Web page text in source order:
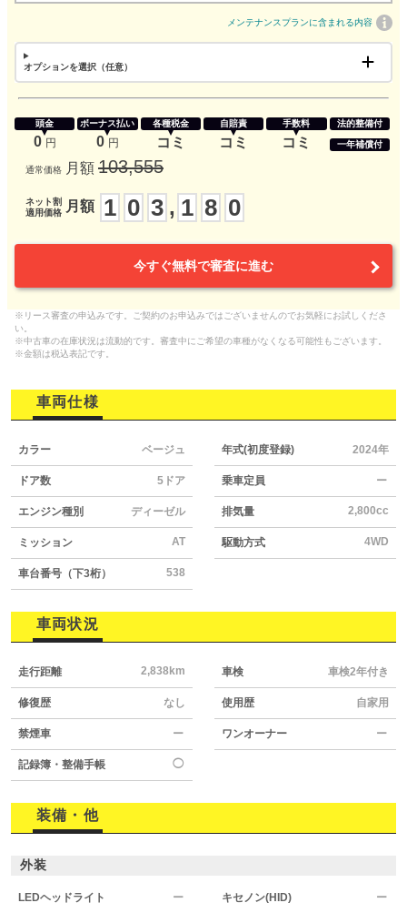
メンテナンスプランに含まれる内容
オプションを選択（任意）
頭金
0 円
ボーナス払い
0 円
各種税金
コミ
自賠責
コミ
手数料
コミ
法的整備付
一年補償付
通常価格 月額 103,555
ネット割
適用価格
月額 1 0 3 , 1 8 0
今すぐ無料で審査に進む
※リース審査の申込みです。ご契約のお申込みではございませんのでお気軽にお試しくださ
い。
※中古車の在庫状況は流動的です。審査中にご希望の車種がなくなる可能性もございます。
※金額は税込表記です。
車両仕様
カラー ベージュ 年式(初度登録) 2024年
ドア数 5ドア 乗車定員 ー
エンジン種別 ディーゼル 排気量 2,800cc
ミッション AT 駆動方式 4WD
車台番号（下3桁） 538
車両状況
走行距離 2,838km 車検 車検2年付き
修復歴 なし 使用歴 自家用
禁煙車 ー ワンオーナー ー
記録簿・整備手帳 ◯
装備・他
外装
LEDヘッドライト ー キセノン(HID) ー